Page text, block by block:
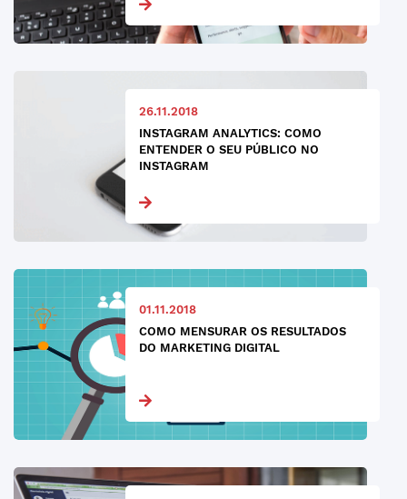
26.11.2018
INSTAGRAM ANALYTICS: COMO
ENTENDER O SEU PÚBLICO NO
INSTAGRAM
01.11.2018
COMO MENSURAR OS RESULTADOS
DO MARKETING DIGITAL